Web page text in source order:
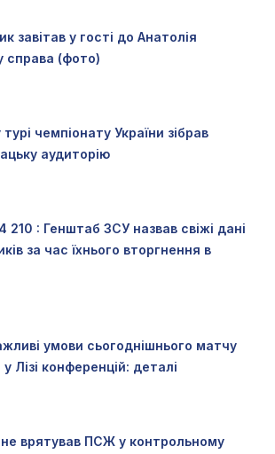
завітав у гості до Анатолія
справа (фото)
чемпіонату України зібрав
аудиторію
210 : Генштаб ЗСУ назвав свіжі дані
за час їхнього вторгнення в
умови сьогоднішнього матчу
Лізі конференцій: деталі
не врятував ПСЖ у контрольному